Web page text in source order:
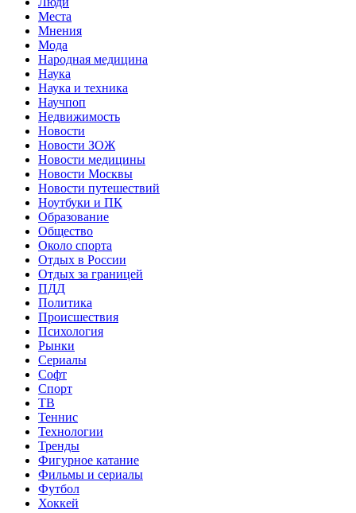
Места
Мнения
Мода
Народная медицина
Наука
Наука и техника
Научпоп
Недвижимость
Новости
Новости ЗОЖ
Новости медицины
Новости Москвы
Новости путешествий
Ноутбуки и ПК
Образование
Общество
Около спорта
Отдых в России
Отдых за границей
ПДД
Политика
Происшествия
Психология
Рынки
Сериалы
Софт
Спорт
ТВ
Теннис
Технологии
Тренды
Фигурное катание
Фильмы и сериалы
Футбол
Хоккей